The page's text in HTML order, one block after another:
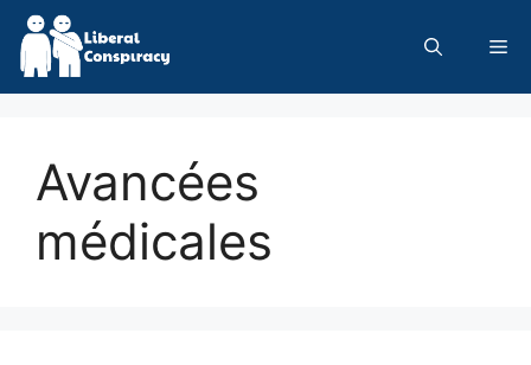
Skip
content
Avancées
médicales